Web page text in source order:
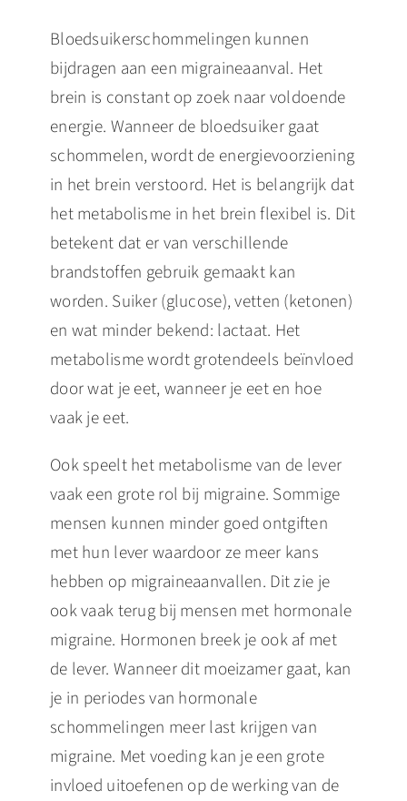
Bloedsuikerschommelingen kunnen
bijdragen aan een migraineaanval. Het
brein is constant op zoek naar voldoende
energie. Wanneer de bloedsuiker gaat
schommelen, wordt de energievoorziening
in het brein verstoord. Het is belangrijk dat
het metabolisme in het brein flexibel is. Dit
betekent dat er van verschillende
brandstoffen gebruik gemaakt kan
worden. Suiker (glucose), vetten (ketonen)
en wat minder bekend: lactaat. Het
metabolisme wordt grotendeels beïnvloed
door wat je eet, wanneer je eet en hoe
vaak je eet.
Ook speelt het metabolisme van de lever
vaak een grote rol bij migraine. Sommige
mensen kunnen minder goed ontgiften
met hun lever waardoor ze meer kans
hebben op migraineaanvallen. Dit zie je
ook vaak terug bij mensen met hormonale
migraine. Hormonen breek je ook af met
de lever. Wanneer dit moeizamer gaat, kan
je in periodes van hormonale
schommelingen meer last krijgen van
migraine. Met voeding kan je een grote
invloed uitoefenen op de werking van de